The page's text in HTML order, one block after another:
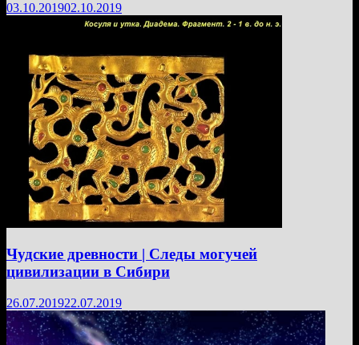
03.10.201902.10.2019
Чудские древности | Следы могучей
цивилизации в Сибири
26.07.201922.07.2019